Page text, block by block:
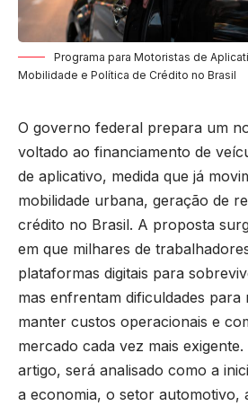
Programa para Motoristas de
Mobilidade e Política de Crédito no Brasil
O governo federal prepara um
voltado ao financiamento de
de aplicativo, medida que já
mobilidade urbana, geração de
crédito no Brasil. A proposta
em que milhares de
plataformas digitais para
mas enfrentam dificuldades
manter custos operacionais e
mercado cada vez mais
artigo, será analisado como a
a economia, o setor automotivo,